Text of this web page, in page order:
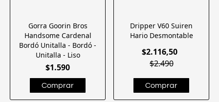
Gorra Goorin Bros
Handsome Cardenal
Bordó Unitalla - Bordó -
Unitalla - Liso
$1.590
Dripper V60 Suiren
Hario Desmontable
$2.116,50
$2.490